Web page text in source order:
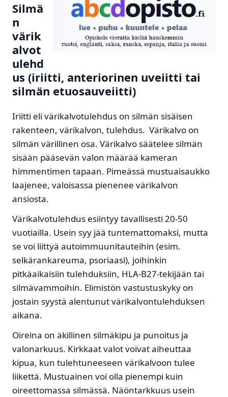
Silmä
n
värik
alvot
ulehd
us (iriitti, anteriorinen uveiitti tai
silmän etuosauveiitti)
Iriitti eli värikalvotulehdus on silmän sisäisen
rakenteen, värikalvon, tulehdus. Värikalvo on
silmän värillinen osa. Värikalvo säätelee silmän
sisään pääsevän valon määrää kameran
himmentimen tapaan. Pimeässä mustuaisaukko
laajenee, valoisassa pienenee värikalvon
ansiosta.
Värikalvotulehdus esiintyy tavallisesti 20-50
vuotiailla. Usein syy jää tuntemattomaksi, mutta
se voi liittyä autoimmuunitauteihin (esim.
selkärankareuma, psoriaasi), joihinkin
pitkäaikaisiin tulehduksiin, HLA-B27-tekijään tai
silmävammoihin. Elimistön vastustuskyky on
jostain syystä alentunut värikalvontulehduksen
aikana.
Oireina on äkillinen silmäkipu ja punoitus ja
valonarkuus. Kirkkaat valot voivat aiheuttaa
kipua, kun tulehtuneeseen värikalvoon tulee
liikettä. Mustuainen voi olla pienempi kuin
oireettomassa silmässä. Näöntarkkuus usein